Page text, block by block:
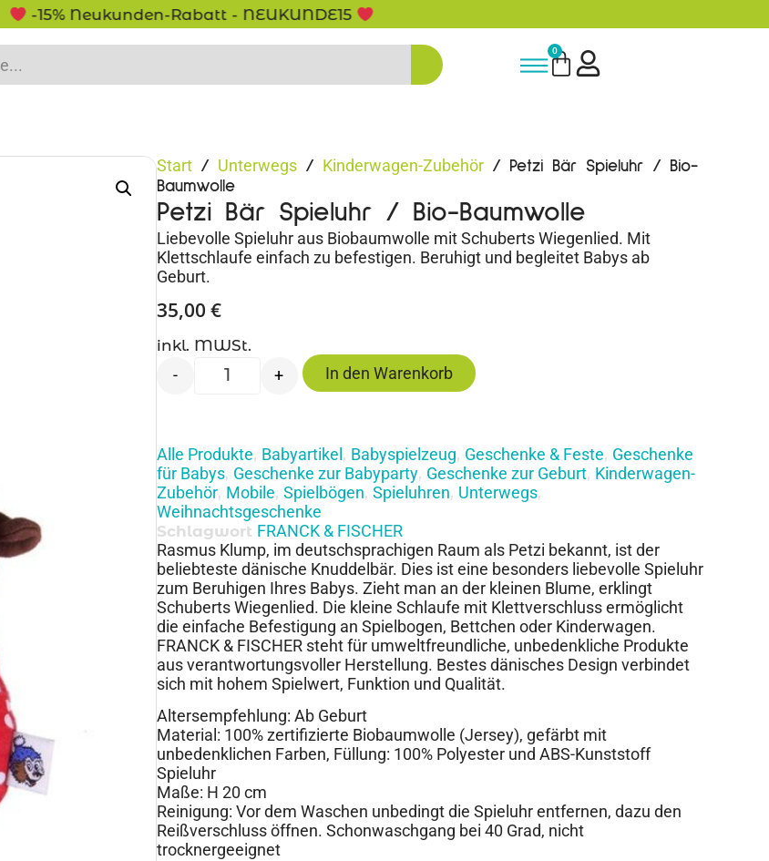
-15% Neukunden-Rabatt - NEUKUNDE15
0
Start / Unterwegs / Kinderwagen-Zubehör / Petzi Bär Spieluhr / Bio-
Baumwolle
Petzi Bär Spieluhr / Bio-Baumwolle
Liebevolle Spieluhr aus Biobaumwolle mit Schuberts Wiegenlied. Mit
Klettschlaufe einfach zu befestigen. Beruhigt und begleitet Babys ab
Geburt.
35,00 €
inkl. MWSt.
- + In den Warenkorb
Alle Produkte, Babyartikel, Babyspielzeug, Geschenke & Feste, Geschenke
für Babys, Geschenke zur Babyparty, Geschenke zur Geburt, Kinderwagen-
Zubehör, Mobile, Spielbögen, Spieluhren, Unterwegs,
Weihnachtsgeschenke
Schlagwort FRANCK & FISCHER
Rasmus Klump, im deutschsprachigen Raum als Petzi bekannt, ist der
beliebteste dänische Knuddelbär. Dies ist eine besonders liebevolle Spieluhr
zum Beruhigen Ihres Babys. Zieht man an der kleinen Blume, erklingt
Schuberts Wiegenlied. Die kleine Schlaufe mit Klettverschluss ermöglicht
die einfache Befestigung an Spielbogen, Bettchen oder Kinderwagen.
FRANCK & FISCHER steht für umweltfreundliche, unbedenkliche Produkte
aus verantwortungsvoller Herstellung. Bestes dänisches Design verbindet
sich mit hohem Spielwert, Funktion und Qualität.
Altersempfehlung: Ab Geburt
Material: 100% zertifizierte Biobaumwolle (Jersey), gefärbt mit
unbedenklichen Farben, Füllung: 100% Polyester und ABS-Kunststoff
Spieluhr
Maße: H 20 cm
Reinigung: Vor dem Waschen unbedingt die Spieluhr entfernen, dazu den
Reißverschluss öffnen. Schonwaschgang bei 40 Grad, nicht
trocknergeeignet